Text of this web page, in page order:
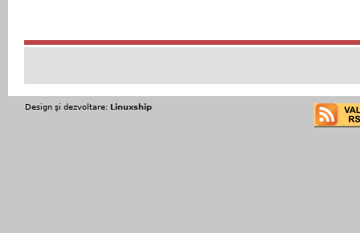
Design şi dezvoltare: Linuxship